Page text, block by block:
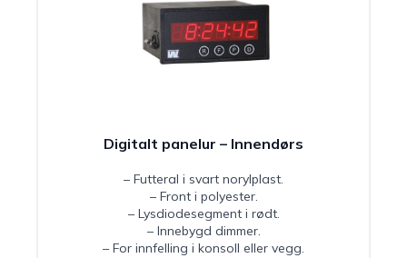
Digitalt panelur – Innendørs
– Futteral i svart norylplast.
– Front i polyester.
– Lysdiodesegment i rødt.
– Innebygd dimmer.
– For innfelling i konsoll eller vegg.